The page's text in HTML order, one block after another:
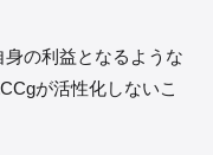
の利益となるような
が活性化しないこ